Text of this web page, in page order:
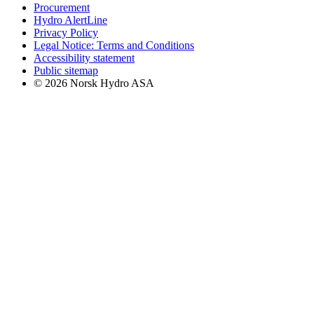
Procurement
Hydro AlertLine
Privacy Policy
Legal Notice: Terms and Conditions
Accessibility statement
Public sitemap
© 2026 Norsk Hydro ASA